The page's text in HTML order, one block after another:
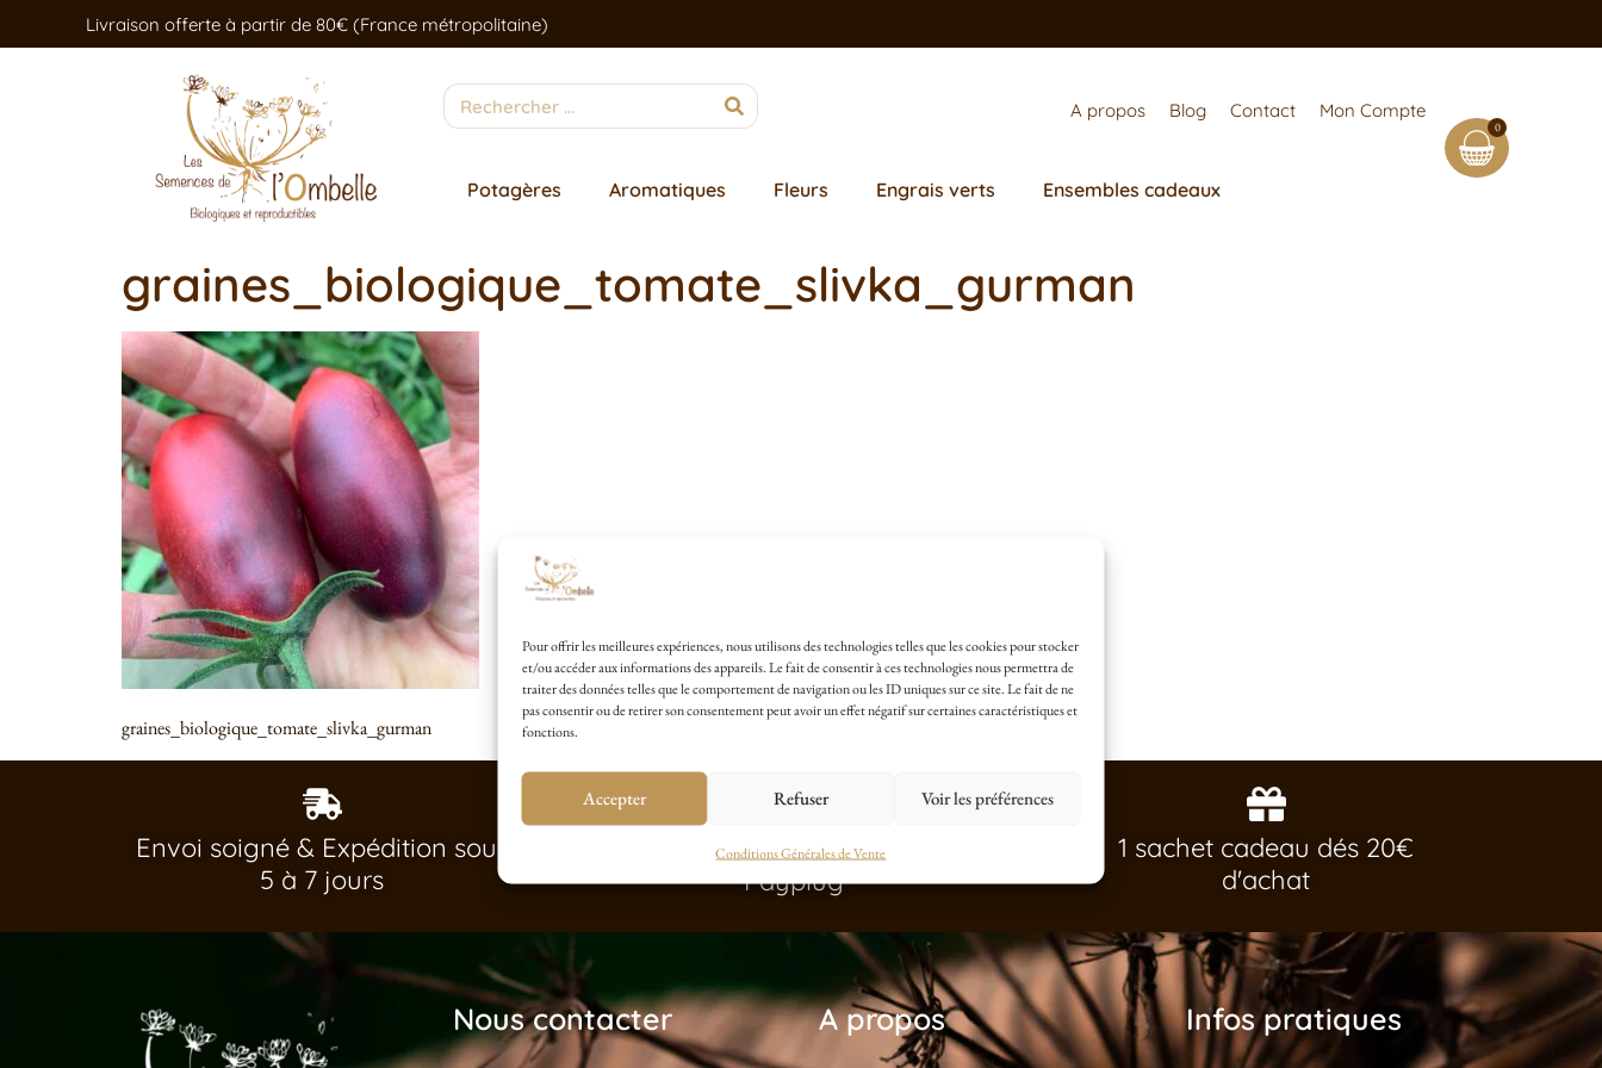
Pour offrir les meilleures expériences, nous utilisons des technologies telles que les cookies pour stocker
et/ou accéder aux informations des appareils. Le fait de consentir à ces technologies nous permettra de
traiter des données telles que le comportement de navigation ou les ID uniques sur ce site. Le fait de ne
pas consentir ou de retirer son consentement peut avoir un effet négatif sur certaines caractéristiques et
fonctions.
Accepter Refuser Voir les préférences
Conditions Générales de Vente
Livraison offerte à partir de 80€ (France métropolitaine)
A propos Blog Contact Mon Compte
Potagères Aromatiques Fleurs Engrais verts Ensembles cadeaux
0
graines_biologique_tomate_slivka_gurman
graines_biologique_tomate_slivka_gurman
Envoi soigné & Expédition sous
5 à 7 jours
Paiement Sécurisé avec
Payplug
1 sachet cadeau dés 20€
d'achat
Nous contacter A propos Infos pratiques